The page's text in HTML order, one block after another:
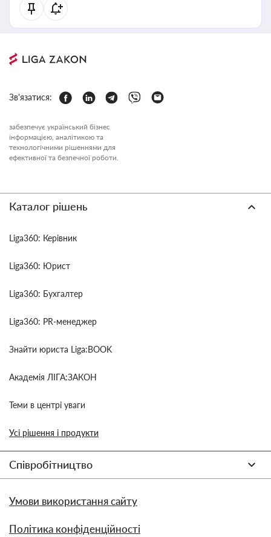
Зв'язатися:
забезпечує український бізнес
інформацією, аналітикою та
технологічними рішеннями для
ефективної та безпечної роботи.
Каталог рішень
Liga360: Керівник
Liga360: Юрист
Liga360: Бухгалтер
Liga360: PR-менеджер
Знайти юриста Liga:BOOK
Академія ЛІГА:ЗАКОН
Теми в центрі уваги
Усі рішення і продукти
Співробітництво
Умови використання сайту
Політика конфіденційності